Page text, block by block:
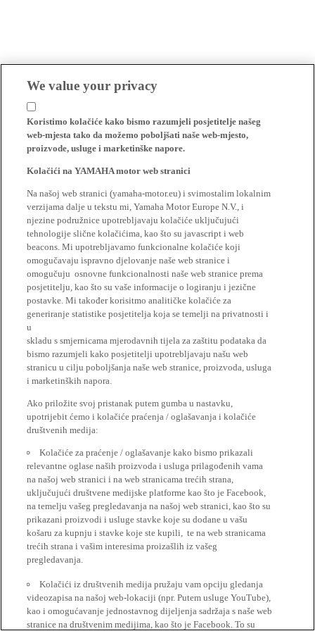
We value your privacy
Koristimo kolačiće kako bismo razumjeli posjetitelje našeg
web-mjesta tako da možemo poboljšati naše web-mjesto,
proizvode, usluge i marketinške napore.
Kolačići na YAMAHA motor web stranici
Na našoj web stranici (yamaha-motor.eu) i svimostalim lokalnim
verzijama dalje u tekstu mi, Yamaha Motor Europe N.V., i
njezine podružnice upotrebljavaju kolačiće uključujući
tehnologije slične kolačićima, kao što su javascript i web
beacons. Mi upotrebljavamo funkcionalne kolačiće koji
omogučavaju ispravno djelovanje naše web stranice i
omogučuju osnovne funkcionalnosti naše web stranice prema
posjetitelju, kao što su vaše informacije o logiranju i jezične
postavke. Mi također korisitmo analitičke kolačiće za
generiranje statistike posjetitelja koja se temelji na privatnosti i
u
skladu s smjernicama mjerodavnih tijela za zaštitu podataka da
bismo razumjeli kako posjetitelji upotrebljavaju našu web
stranicu u cilju poboljšanja naše web stranice, proizvoda, usluga
i marketinških napora.
Ako priložite svoj pristanak putem gumba u nastavku,
upotrijebit ćemo i kolačiće praćenja / oglašavanja i kolačiće
društvenih medija:
Kolačiće za praćenje / oglašavanje kako bismo prikazali
relevantne oglase naših proizvoda i usluga prilagođenih vama
na našoj web stranici i na web stranicama trećih strana,
uključujući društvene medijske platforme kao što je Facebook,
na temelju vašeg pregledavanja na našoj web stranici, kao što su
prikazani proizvodi i usluge stavke koje su dodane u vašu
košaru za kupnju i stavke koje ste kupili, te na web stranicama
trećih strana i vašim interesima proizašlih iz vašeg
pregledavanja.
Kolačići iz društvenih medija pružaju vam opciju gledanja
videozapisa na našoj web-lokaciji (npr. Putem usluge YouTube),
kao i omogućavanje jednostavnog dijeljenja sadržaja s naše web
stranice na društvenim medijima, kao što je Facebook. To su